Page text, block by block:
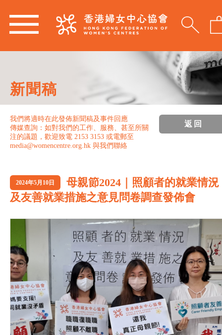
新聞稿
我們將適時在此發佈新聞稿及事件回應
傳媒查詢：如對我們的工作、服務、甚至所關
注的議題，歡迎致電 2153 3153 或電郵至
media@womencentre.org.hk 與我們聯絡
返回
2024年5月10日
母親節2024｜照顧者的就業情況
及友善就業措施之意見問卷調查發佈會